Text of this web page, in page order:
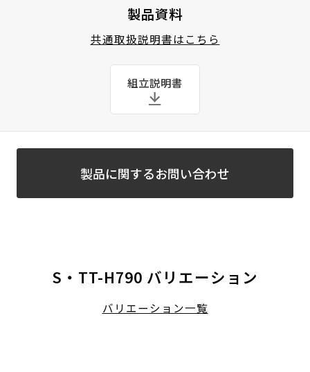
製品資料
共通取扱説明書はこちら
組立説明書
製品に関するお問い合わせ
S・TT-H790 バリエーション
バリエーション一覧